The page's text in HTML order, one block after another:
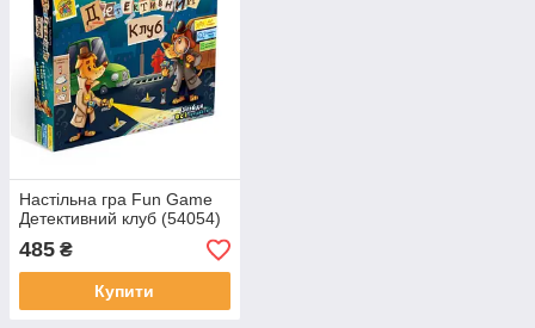
Настільна гра Fun Game
Детективний клуб (54054)
485 ₴
Купити